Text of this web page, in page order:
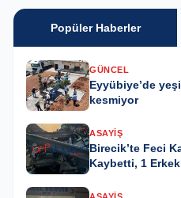
Popüler Haberler
GÜNCEL
Eyyübiye’de
kesmiyor
ASAYIŞ
Birecik’te Feci
Kaybetti, 1 Erkek
ASAYIŞ